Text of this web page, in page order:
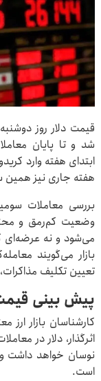
شد و تا پایان
هفته جاری نیز
بررسی معاملات
وضعیت کم‌رمق و
می‌شود و نه عرضه‌ای
بازار می‌گویند
تعیین ‌تکلیف
پیش ‌بینی
کارشناسان بازار
نوسان خواهد داشت
است.